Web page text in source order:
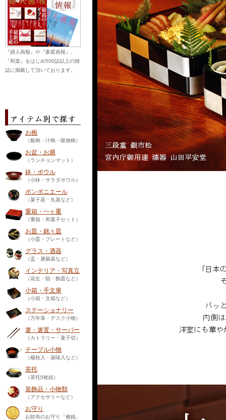
『婦人画報』や『家庭画報』、
『和楽』をはじめ500誌以上の雑
誌に掲載して頂いております。
お椀
（飯椀・汁椀・吸物椀）
お盆・お膳
（ランチョンマット）
鉢・ボウル
（小鉢・サラダボウル）
ボンボニエール
（菓子器・丸器など）
重箱・一ヶ重
（重箱・和菓子セット）
お皿・銘々皿
（小皿・プレートなど）
グラス・酒器
（盃・屠蘇器など）
インテリア・写真立
（花生・額・飾皿など）
小箱・手文庫
（小箱・文箱など）
ステーショナリー
（万年筆・デスク小物）
箸・箸置・サーバー
（カトラリー・菓子切）
テーブル小物
（楊枝入・薬味入など）
茶托
（茶托5枚組）
装飾品・小物類
（アクセサリーなど）
お守り
お財布のお守り「種銭」